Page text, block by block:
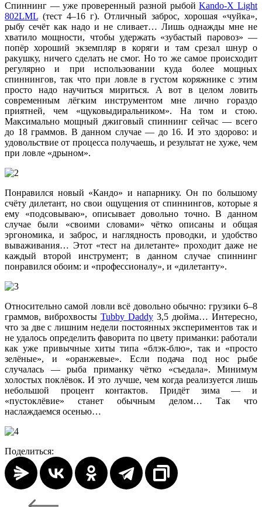
Спиннинг — уже проверенный разной рыбойKando-X Light
802LML (тест 4–16 г). Отличный заброс, хорошая «чуйка»,
рыбу сечёт как надо и не сливает… Лишь однажды мне не
хватило мощности, чтобы удержать «зубастый паровоз» —
попёр хороший экземпляр в коряги и там срезал шнур о
ракушку, ничего сделать не смог. Но то же самое происходит
регулярно и при использовании куда более мощных
спиннингов, так что при ловле в густом коряжнике с этим
просто надо научиться мириться. А вот в целом ловить
современным лёгким инструментом мне лично гораздо
приятней, чем «щуковыдиральником». На том и стою.
Максимально мощный джиговый спиннинг сейчас — всего
до 18 граммов. В данном случае — до 16. И это здорово: и
удовольствие от процесса получаешь, и результат не хуже, чем
при ловле «дрыном».
Понравился новый «Кандо» и напарнику. Он по большому
счёту дилетант, но свои ощущения от спиннингов, которые я
ему «подсовываю», описывает довольно точно. В данном
случае были «своими словами» чётко описаны и общая
эргономика, и заброс, и наглядность проводки, и удобство
вываживания… Этот «тест на дилетанте» проходит даже не
каждый второй инструмент; в данном случае спиннинг
понравился обоим: и «профессионалу», и «дилетанту».
Относительно самой ловли всё довольно обычно: грузики 6–8
граммов, виброхвосты Tubby Daddy 3,5 дюйма… Интересно,
что за две с лишним недели постоянных экспериментов так и
не удалось определить фаворита по цвету приманки: работали
как уже привычные хиты типа «блэк-блю», так и «просто
зелёные», и «оранжевые». Если подача под нос рыбе
случалась — рыба приманку чётко «съедала». Минимум
холостых поклёвок. И это лучше, чем когда реализуется лишь
небольшой процент контактов. Придёт зима — и
«пустоклёвие» станет обычным делом… Так что
наслаждаемся осенью…
Поделиться: